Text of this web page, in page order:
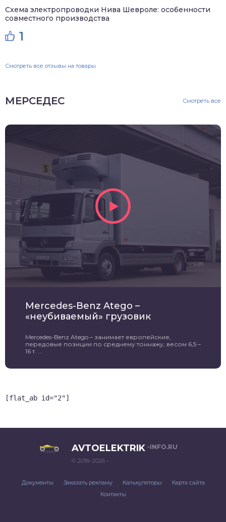
Схема электропроводки Нива Шевроле: особенности
совместного производства
1
Смотреть все отзывы на товары
МЕРСЕДЕС Смотреть все
Mercedes-Benz Atego –
«неубиваемый» грузовик
Mercedes-Benz Atego – занимает европейские,
передовые позиции по среднему тоннажу, весом 6,5 –
16 т. ...
[flat_ab id="2"]
AVTOELEKTRIK -INFO.RU
© 2018–2026 –
Документы Заказать рекламу Калькуляторы
Карта сайта
Контакты